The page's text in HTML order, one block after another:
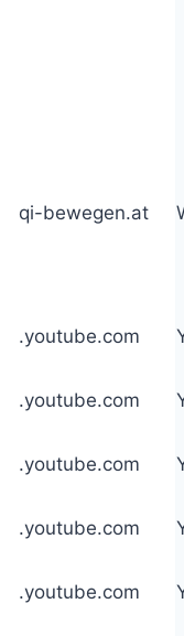
qi-bewegen.at
.youtube.com
.youtube.com
.youtube.com
.youtube.com
.youtube.com